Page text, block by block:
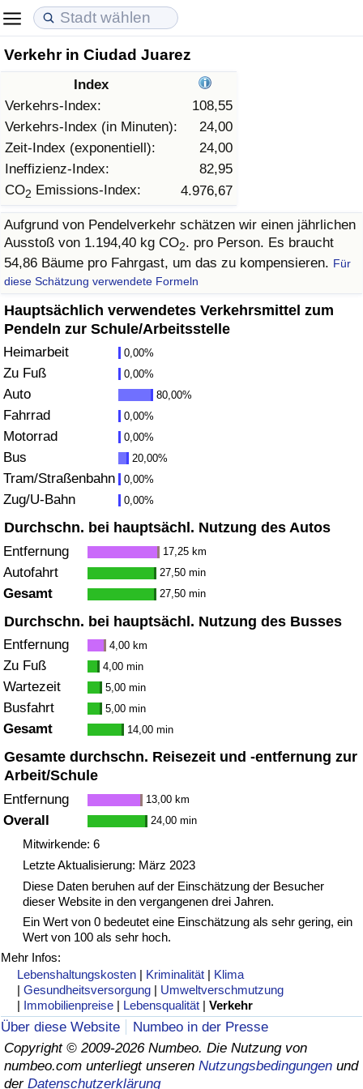
Verkehr in Ciudad Juarez
Index
Verkehrs-Index:
108,55
Verkehrs-Index (in Minuten):
24,00
Zeit-Index (exponentiell):
24,00
Ineffizienz-Index:
82,95
CO2 Emissions-Index: 4.976,67
Aufgrund von Pendelverkehr schätzen wir einen jährlichen
Ausstoß von 1.194,40 kg CO2. pro Person. Es braucht
54,86 Bäume pro Fahrgast, um das zu kompensieren. Für
diese Schätzung verwendete Formeln
Hauptsächlich verwendetes Verkehrsmittel zum
Pendeln zur Schule/Arbeitsstelle
Heimarbeit 0,00%
Zu Fuß 0,00%
Auto 80,00%
Fahrrad 0,00%
Motorrad 0,00%
Bus 20,00%
Tram/Straßenbahn 0,00%
Zug/U-Bahn 0,00%
Durchschn. bei hauptsächl. Nutzung des Autos
Entfernung 17,25 km
Autofahrt 27,50 min
Gesamt 27,50 min
Durchschn. bei hauptsächl. Nutzung des Busses
Entfernung 4,00 km
Zu Fuß 4,00 min
Wartezeit 5,00 min
Busfahrt 5,00 min
Gesamt 14,00 min
Gesamte durchschn. Reisezeit und -entfernung zur
Arbeit/Schule
Entfernung 13,00 km
Overall 24,00 min
Mitwirkende: 6
Letzte Aktualisierung: März 2023
Diese Daten beruhen auf der Einschätzung der Besucher
dieser Website in den vergangenen drei Jahren.
Ein Wert von 0 bedeutet eine Einschätzung als sehr gering, ein
Wert von 100 als sehr hoch.
Mehr Infos:
Lebenshaltungskosten | Kriminalität | Klima
|Gesundheitsversorgung | Umweltverschmutzung
| Immobilienpreise | Lebensqualität |Verkehr
Über diese Website
Numbeo in der Presse
Copyright © 2009-2026 Numbeo. Die Nutzung von
numbeo.com unterliegt unseren Nutzungsbedingungen und
der Datenschutzerklärung
Lebenshaltungskosten
Lebenshaltungskosten-Index (aktuell)
Lebenshaltungskosten-Index
Lebenshaltungskosten-Index nach Land
in Akaba
Immobilienpreise
Immobilienpreis-Index (aktuell)
Immobilienpreis-Index
Immobilienpreis-Index nach Land
Lebensqualität
Lebensqualität-Index
Lebensqualität-Index (aktuell)
Lebensqualitätsindex nach Land
Kriminalität
Kriminalitäts-Index (aktuell)
Kriminalitäts-Index
Kriminalitätsindex nach Land
Gesundheitsversorgung
Gesundheitsversorgungs-Index (aktuell)
Gesundheitsversorgungs-Index
Umweltverschmutzung
Umweltverschmutzungs-Index (aktuell)
Verschmutzungsindex
Umweltverschmutzungs-Index nach Land
Verkehr
Verkehrs-Index
Verkehrs-Index (aktuell)
Verkehrs-Index nach Land